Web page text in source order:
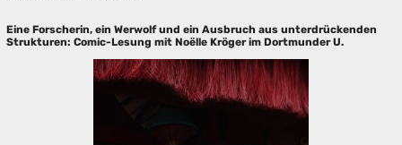
Eine Forscherin, ein Werwolf und ein Ausbruch aus unterdrückenden
Strukturen: Comic-Lesung mit Noëlle Kröger im Dortmunder U.